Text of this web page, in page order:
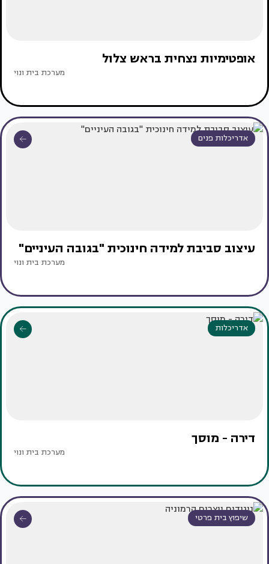
אופטימיות נצחית בראש צלול
מערכת בית ונוי
אדריכלות פנים
עיצוב סביבת למידה חינוכית "בגובה העיניים"
מערכת בית ונוי
אדריכלות
דירה - מוסך
מערכת בית ונוי
שיפוץ בית פרטי